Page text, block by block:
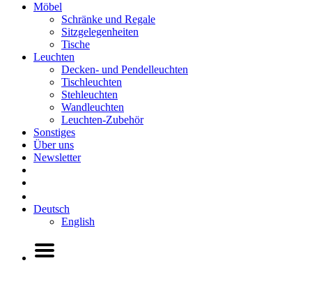
Möbel
Schränke und Regale
Sitzgelegenheiten
Tische
Leuchten
Decken- und Pendelleuchten
Tischleuchten
Stehleuchten
Wandleuchten
Leuchten-Zubehör
Sonstiges
Über uns
Newsletter
Deutsch
English